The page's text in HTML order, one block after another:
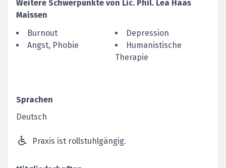
Weitere Schwerpunkte von Lic. Phil. Lea Haas
Maissen
Burnout
Depression
Angst, Phobie
Humanistische
Therapie
Sprachen
Deutsch
Praxis ist rollstuhlgängig.